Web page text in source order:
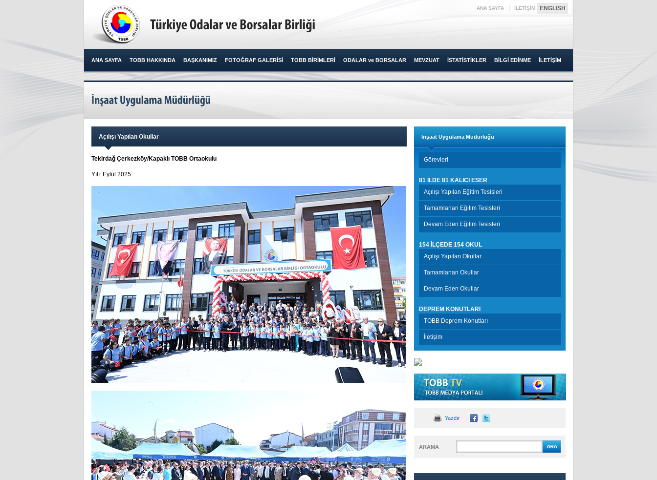
ANA SAYFA İLETİŞİM ENGLISH
ANA SAYFA TOBB HAKKINDA BAŞKANIMIZ FOTOĞRAF GALERİSİ TOBB BİRİMLERİ ODALAR ve BORSALAR MEVZUAT İSTATİSTİKLER BİLGİ EDİNME İLETİŞİM
Açılışı Yapılan Okullar
Tekirdağ Çerkezköy/Kapaklı TOBB Ortaokulu
Yılı: Eylül 2025
İnşaat Uygulama Müdürlüğü
Görevleri
81 İLDE 81 KALICI ESER
Açılışı Yapılan Eğitim Tesisleri
Tamamlanan Eğitim Tesisleri
Devam Eden Eğitim Tesisleri
154 İLÇEDE 154 OKUL
Açılışı Yapılan Okullar
Tamamlanan Okullar
Devam Eden Okullar
DEPREM KONUTLARI
TOBB Deprem Konutları
İletişim
Yazdır
ARAMA